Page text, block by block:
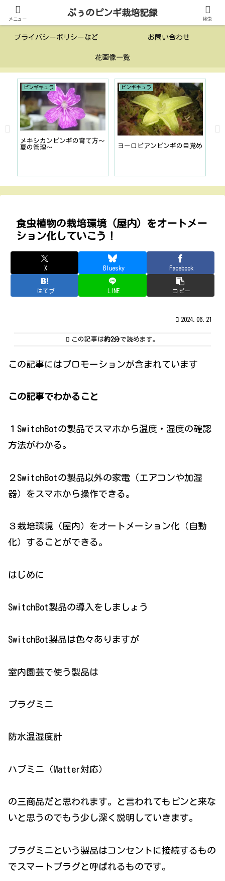
投稿一覧 このサイトについて
プライバシーポリシーなど お問い合わせ
花画像一覧
ピンギキュラ
メキシカンピンギの育て方〜
夏の管理〜
ピンギキュラ
ヨーロピアンピンギの目覚め
食虫植物の栽培環境（屋内）をオートメー
ション化していこう！
X Bluesky Facebook
はてブ LINE コピー
2024.06.21
この記事は約2分で読めます。
この記事にはプロモーションが含まれています
この記事でわかること
１SwitchBotの製品でスマホから温度・湿度の確認
方法がわかる。
２SwitchBotの製品以外の家電（エアコンや加湿
器）をスマホから操作できる。
３栽培環境（屋内）をオートメーション化（自動
化）することができる。
はじめに
SwitchBot製品の導入をしましょう
SwitchBot製品は色々ありますが
室内園芸で使う製品は
プラグミニ
防水温湿度計
ハブミニ（Matter対応）
の三商品だと思われます。と言われてもピンと来な
いと思うのでもう少し深く説明していきます。
プラグミニという製品はコンセントに接続するもの
でスマートプラグと呼ばれるものです。
メニュー
ぷぅのピンギ栽培記録
検索